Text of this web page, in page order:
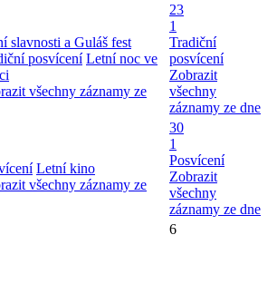
slavnosti a Guláš fest
posvícení Letní noc ve
všechny záznamy ze
23
1
Tradiční
posvícení
Zobrazit
všechny
záznamy ze dne
Letní kino
všechny záznamy ze
30
1
Posvícení
Zobrazit
všechny
záznamy ze dne
6